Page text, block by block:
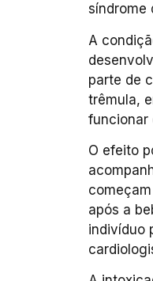
síndrome
A
parte de
trêmula,
funcionar
O efeito
após a
indivíduo